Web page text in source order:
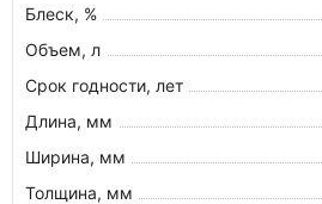
Блеск, %
Объем, л
Срок годности, лет
Длина, мм
Ширина, мм
Толщина, мм